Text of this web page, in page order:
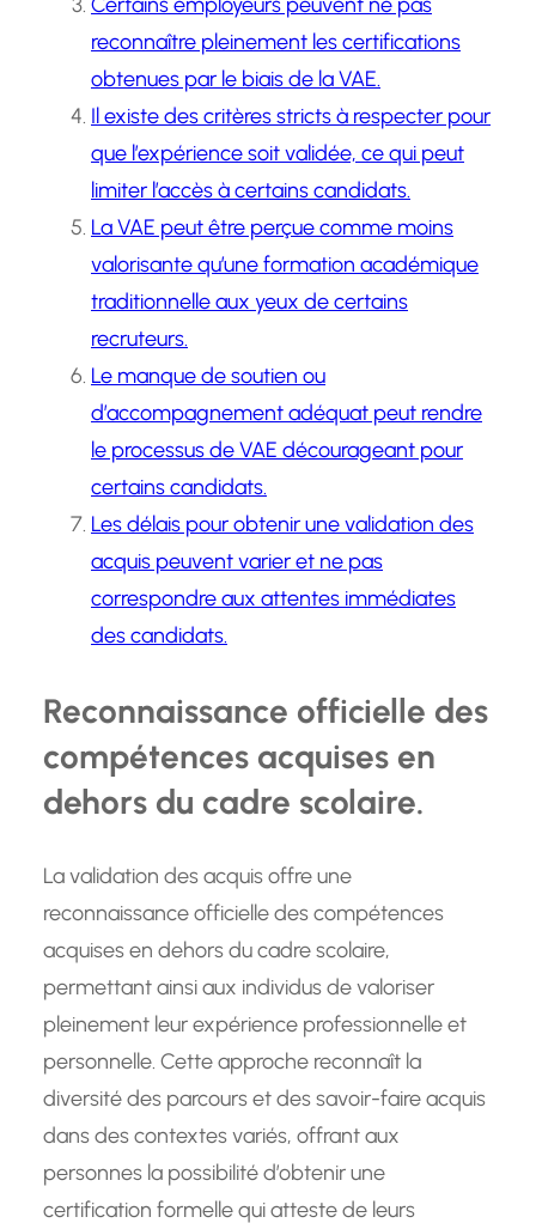
Certains employeurs peuvent ne pas
reconnaître pleinement les certifications
obtenues par le biais de la VAE.
Il existe des critères stricts à respecter pour
que l’expérience soit validée, ce qui peut
limiter l’accès à certains candidats.
La VAE peut être perçue comme moins
valorisante qu’une formation académique
traditionnelle aux yeux de certains
recruteurs.
Le manque de soutien ou
d’accompagnement adéquat peut rendre
le processus de VAE décourageant pour
certains candidats.
Les délais pour obtenir une validation des
acquis peuvent varier et ne pas
correspondre aux attentes immédiates
des candidats.
Reconnaissance officielle des
compétences acquises en
dehors du cadre scolaire.
La validation des acquis offre une
reconnaissance officielle des compétences
acquises en dehors du cadre scolaire,
permettant ainsi aux individus de valoriser
pleinement leur expérience professionnelle et
personnelle. Cette approche reconnaît la
diversité des parcours et des savoir-faire acquis
dans des contextes variés, offrant aux
personnes la possibilité d’obtenir une
certification formelle qui atteste de leurs